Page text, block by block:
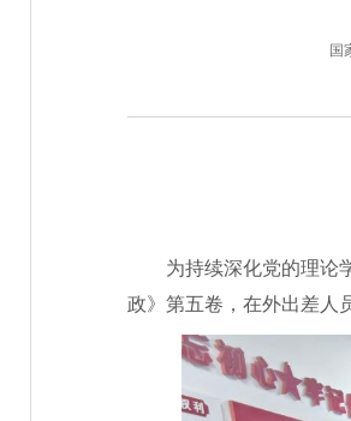
国
为持续深化党的理论
政》第五卷，在外出差人